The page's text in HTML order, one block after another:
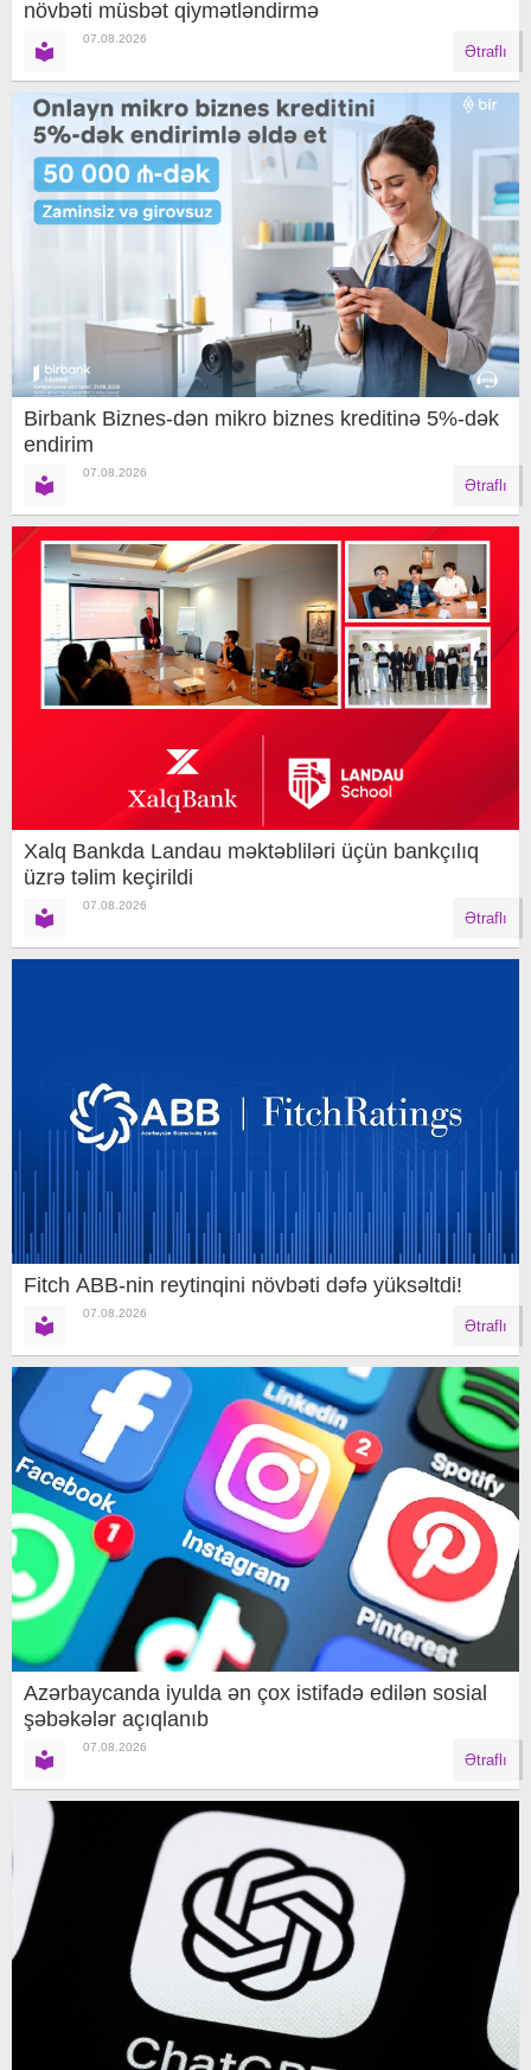
növbəti müsbət qiymətləndirmə
07.08.2026
Ətraflı
Birbank Biznes-dən mikro biznes kreditinə 5%-dək
endirim
07.08.2026
Ətraflı
Xalq Bankda Landau məktəbliləri üçün bankçılıq
üzrə təlim keçirildi
07.08.2026
Ətraflı
Fitch ABB-nin reytinqini növbəti dəfə yüksəltdi!
07.08.2026
Ətraflı
Azərbaycanda iyulda ən çox istifadə edilən sosial
şəbəkələr açıqlanıb
07.08.2026
Ətraflı